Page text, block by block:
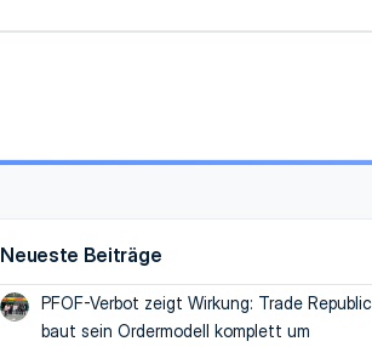
Neueste Beiträge
PFOF-Verbot zeigt Wirkung: Trade Republic
baut sein Ordermodell komplett um